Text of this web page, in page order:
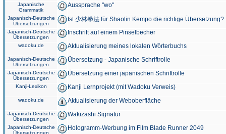
Japanische
Grammatik
Aussprache "wo"
Japanisch-Deutsche
Übersetzungen
Ist 少林拳法 für Shaolin Kempo die richtige Übersetzung?
Japanisch-Deutsche
Übersetzungen
Inschrift auf einem Pinselbecher
wadoku.de Aktualisierung meines lokalen Wörterbuchs
Japanisch-Deutsche
Übersetzungen
Übersetzung - Japanische Schriftrolle
Japanisch-Deutsche
Übersetzungen
Übersetzung einer japanischen Schriftrolle
Kanji-Lexikon Kanji Lernprojekt (mit Wadoku Verweis)
wadoku.de Aktualisierung der Weboberfläche
Japanisch-Deutsche
Übersetzungen
Wakizashi Signatur
Japanisch-Deutsche
Übersetzungen
Hologramm-Werbung im Film Blade Runner 2049